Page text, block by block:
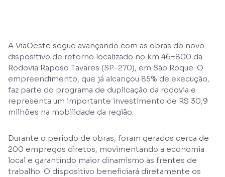
A ViaOeste segue avançando com as obras do novo
dispositivo de retorno localizado no km 46+800 da
Rodovia Raposo Tavares (SP-270), em São Roque. O
empreendimento, que já alcançou 85% de execução,
faz parte do programa de duplicação da rodovia e
representa um importante investimento de R$ 30,9
milhões na mobilidade da região.
Durante o período de obras, foram gerados cerca de
200 empregos diretos, movimentando a economia
local e garantindo maior dinamismo às frentes de
trabalho. O dispositivo beneficiará diretamente os